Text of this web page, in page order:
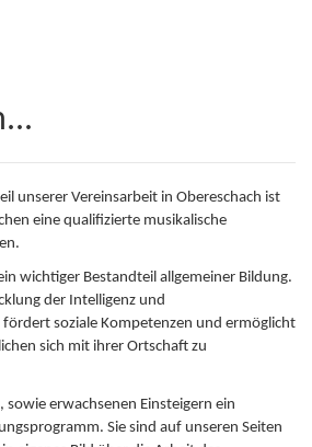
unserer Vereinsarbeit in Obereschach ist
eine qualifizierte musikalische
wichtiger Bestandteil allgemeiner Bildung.
der Intelligenz und
soziale Kompetenzen und ermöglicht
sich mit ihrer Ortschaft zu
erwachsenen Einsteigern ein
Sie sind auf unseren Seiten